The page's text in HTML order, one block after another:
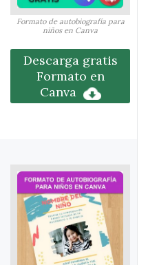
Formato de autobiografía para
niños en Canva
Descarga gratis
Formato en
Canva